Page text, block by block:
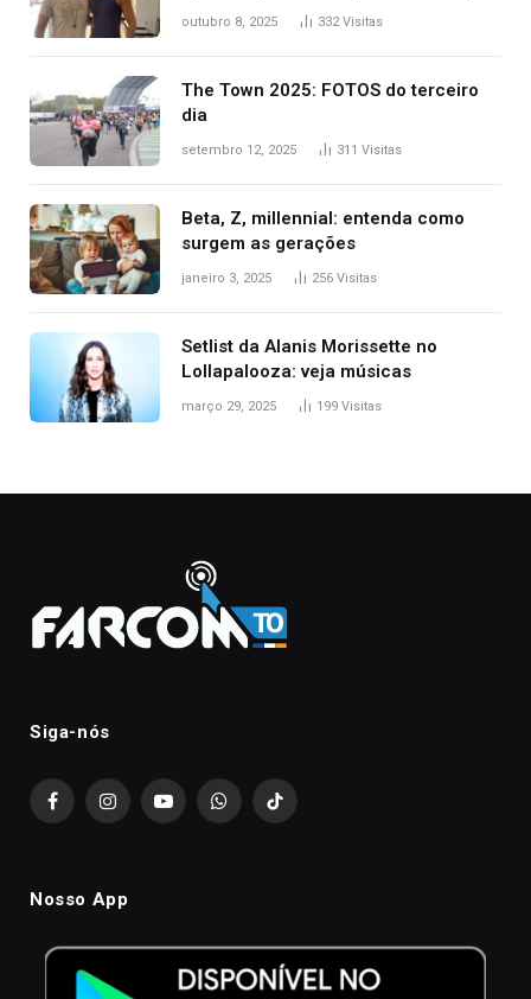
para o TO: ‘Não esperava atingir
outubro 8, 2025 332Visitas
The Town 2025: FOTOS do terceiro
dia
setembro 12, 2025 311 Visitas
Beta, Z, millennial: entenda como
surgem as gerações
janeiro 3, 2025 256 Visitas
Setlist da Alanis Morissette no
Lollapalooza: veja músicas
março 29, 2025 199 Visitas
Siga-nós
FacebookInstagramYouTubeWhatsAppTikTok
Nosso App